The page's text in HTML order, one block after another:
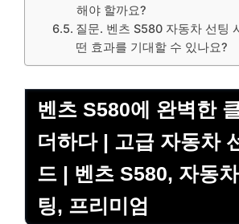
해야 할까요?
질문. 벤츠 S580 자동차 선팅
떤 효과를 기대할 수 있나요?
벤츠 S580에 완벽한
더하다 | 고급 자동차
드 | 벤츠 S580, 자동
팅, 프리미엄